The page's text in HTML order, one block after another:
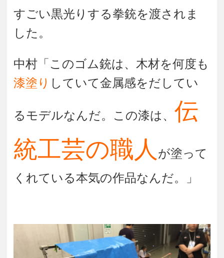
すごい黒光りする拳銃を渡されま
した。
中村「このゴム銃は、木材を何度も
漆塗り していて金属感をだしてい
るモデルなんだ。この漆は、伝
統工芸の職人 が塗って
くれている本気の作品なんだ。」